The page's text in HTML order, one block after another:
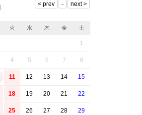
火 水 木 金 土
1
4 5 6 7 8
11 12 13 14 15
18 19 20 21 22
25 26 27 28 29